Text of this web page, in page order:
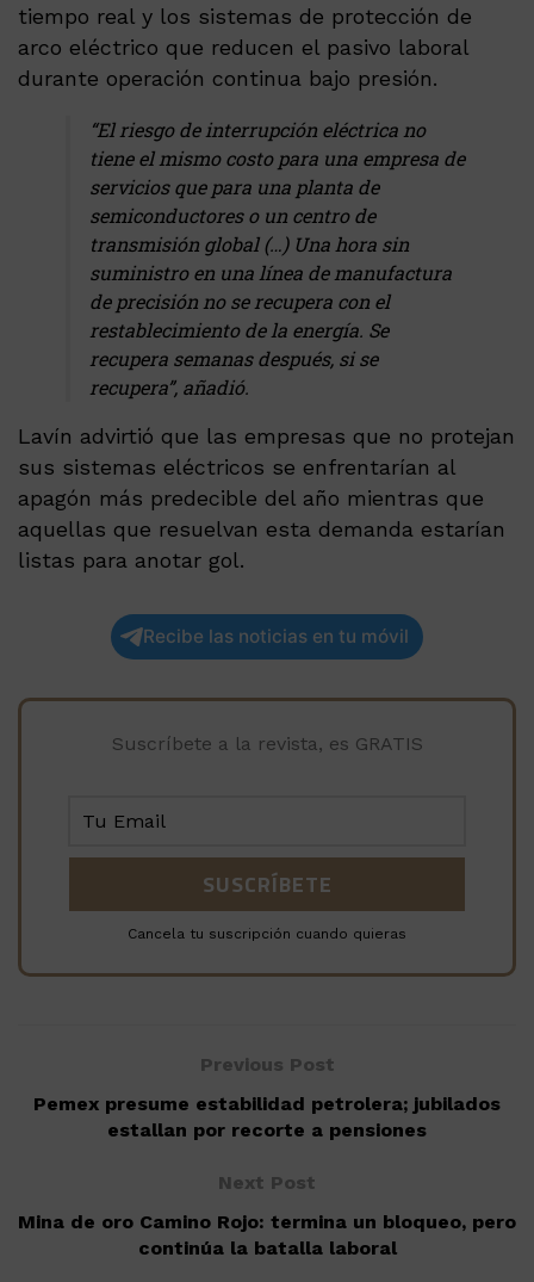
tiempo real y los sistemas de protección de
arco eléctrico que reducen el pasivo laboral
durante operación continua bajo presión.
“El riesgo de interrupción eléctrica no
tiene el mismo costo para una empresa de
servicios que para una planta de
semiconductores o un centro de
transmisión global (…) Una hora sin
suministro en una línea de manufactura
de precisión no se recupera con el
restablecimiento de la energía. Se
recupera semanas después, si se
recupera”, añadió.
Lavín advirtió que las empresas que no protejan
sus sistemas eléctricos se enfrentarían al
apagón más predecible del año mientras que
aquellas que resuelvan esta demanda estarían
listas para anotar gol.
Recibe las noticias en tu móvil
Suscríbete a la revista, es GRATIS
Cancela tu suscripción cuando quieras
Previous Post
Pemex presume estabilidad petrolera; jubilados
estallan por recorte a pensiones
Next Post
Mina de oro Camino Rojo: termina un bloqueo, pero
continúa la batalla laboral